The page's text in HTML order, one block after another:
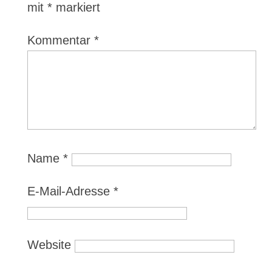
mit *markiert
Kommentar *
Name *
E-Mail-Adresse *
Website